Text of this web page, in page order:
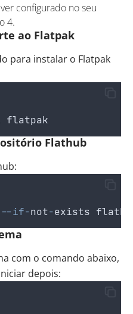
configurado no seu
4.
ao Flatpak
para instalar o Flatpak
flatpak
Flathub
--if-not-exists
com o comando abaixo,
depois: